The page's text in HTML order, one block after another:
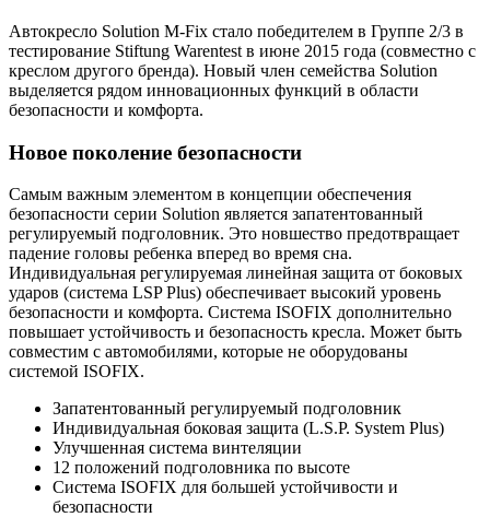
Автокресло Solution M-Fix стало победителем в Группе 2/3 в
тестирование Stiftung Warentest в июне 2015 года (совместно с
креслом другого бренда). Новый член семейства Solution
выделяется рядом инновационных функций в области
безопасности и комфорта.
Новое поколение безопасности
Самым важным элементом в концепции обеспечения
безопасности серии Solution является запатентованный
регулируемый подголовник. Это новшество предотвращает
падение головы ребенка вперед во время сна.
Индивидуальная регулируемая линейная защита от боковых
ударов (система LSP Plus) обеспечивает высокий уровень
безопасности и комфорта. Система ISOFIX дополнительно
повышает устойчивость и безопасность кресла. Может быть
совместим с автомобилями, которые не оборудованы
системой ISOFIX.
Запатентованный регулируемый подголовник
Индивидуальная боковая защита (L.S.P. System Plus)
Улучшенная система винтеляции
12 положений подголовника по высоте
Система ISOFIX для большей устойчивости и
безопасности